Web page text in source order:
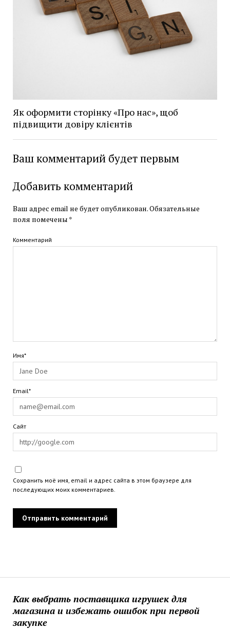
Как выбрать поставщика игрушек для
магазина и избежать ошибок при первой
закупке
Як оформити сторінку «Про нас», щоб
підвищити довіру клієнтів
Ваш комментарий будет первым
Добавить комментарий
Ваш адрес email не будет опубликован.Обязательные
поля помечены *
Комментарий
Имя*
Email*
Сайт
Сохранить моё имя, email и адрес сайта в этом браузере для
последующих моих комментариев.